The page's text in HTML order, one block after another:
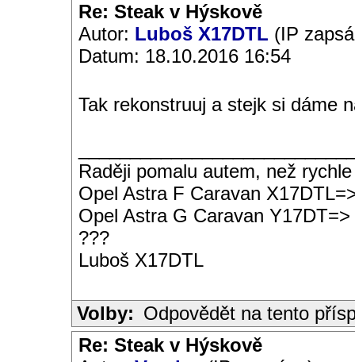
Re: Steak v Hýskově
Autor: Luboš X17DTL (IP
Datum: 18.10.2016 16:54
Tak rekonstruuj a stejk si dáme
Raději pomalu autem, než
Opel Astra F Caravan
Opel Astra G Caravan Y17DT=>
???
Luboš X17DTL
Volby: Odpovědět na tento
Re: Steak v Hýskově